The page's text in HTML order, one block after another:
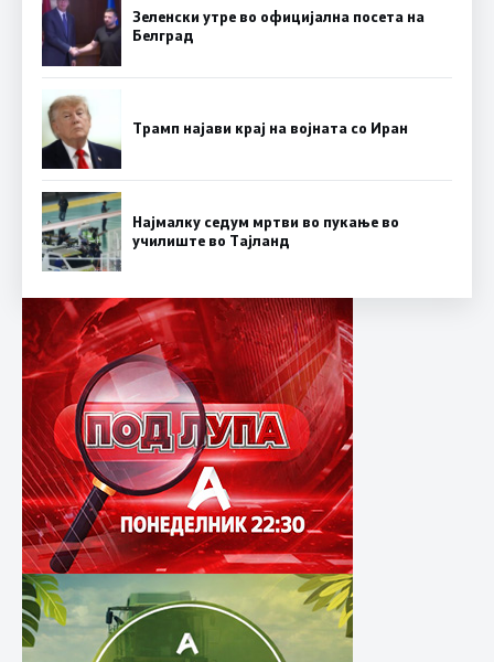
Зеленски утре во официјална посета на
Белград
Трамп најави крај на војната со Иран
Најмалку седум мртви во пукање во
училиште во Тајланд